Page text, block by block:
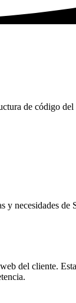
de código
necesidades
del cliente.